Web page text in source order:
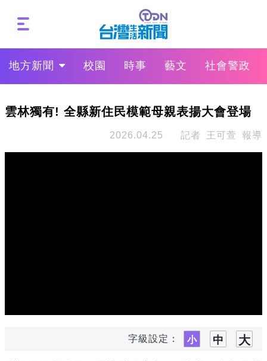
地方新聞 校園 時事 藝文 社會警政
雲林獨有! 全縣新住民模範母親表揚大會登場
2026.04.25 記者 王可萱 報導
字級設定：